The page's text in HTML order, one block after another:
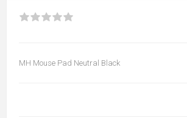
MH Mouse Pad Neutral Black